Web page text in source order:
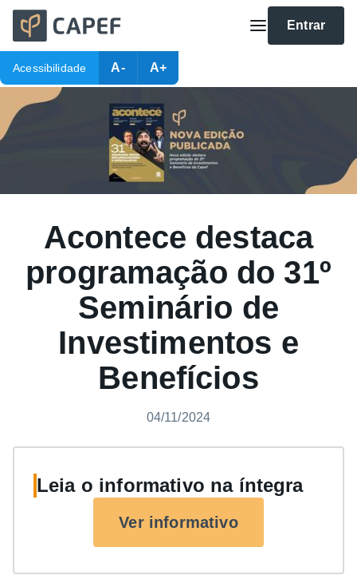
Entrar
Acessibilidade A- A+
Acontece destaca
programação do 31º
Seminário de
Investimentos e
Benefícios
04/11/2024
Leia o informativo na íntegra
Ver informativo